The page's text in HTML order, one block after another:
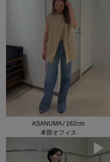
ASANUMA / 162cm
本部オフィス